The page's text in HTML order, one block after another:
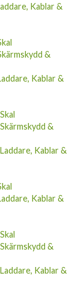
Kablar &
&
Kablar &
&
Kablar &
Kablar &
&
Kablar &